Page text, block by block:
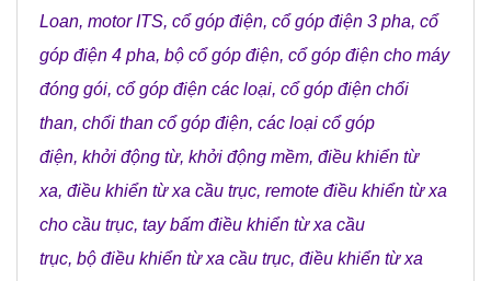
Loan, motor ITS, cổ góp điện, cổ góp điện 3 pha, cổ
góp điện 4 pha, bộ cổ góp điện, cổ góp điện cho máy
đóng gói, cổ góp điện các loại, cổ góp điện chổi
than, chổi than cổ góp điện, các loại cổ góp
điện, khởi động từ, khởi động mềm, điều khiển từ
xa, điều khiển từ xa cầu trục, remote điều khiển từ xa
cho cầu trục, tay bấm điều khiển từ xa cầu
trục, bộ điều khiển từ xa cầu trục, điều khiển từ xa